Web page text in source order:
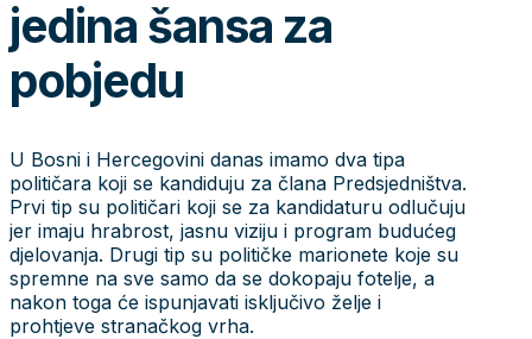
jedina šansa za
pobjedu
U Bosni i Hercegovini danas imamo dva tipa
političara koji se kandiduju za člana Predsjedništva.
Prvi tip su političari koji se za kandidaturu odlučuju
jer imaju hrabrost, jasnu viziju i program budućeg
djelovanja. Drugi tip su političke marionete koje su
spremne na sve samo da se dokopaju fotelje, a
nakon toga će ispunjavati isključivo želje i
prohtjeve stranačkog vrha.